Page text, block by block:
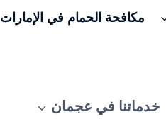
مكافحة الحمام في الإمارات
خدماتنا في عجمان